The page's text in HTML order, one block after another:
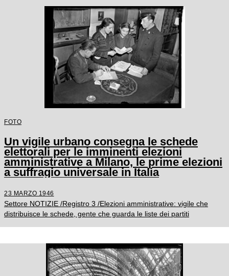
FOTO
Un vigile urbano consegna le schede
elettorali per le imminenti elezioni
amministrative a Milano, le prime elezioni
a suffragio universale in Italia
23 MARZO 1946
Settore NOTIZIE /Registro 3 /Elezioni amministrative: vigile che
distribuisce le schede, gente che guarda le liste dei partiti